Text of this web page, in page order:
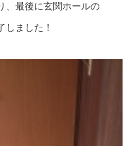
、最後に玄関ホールの
しました！